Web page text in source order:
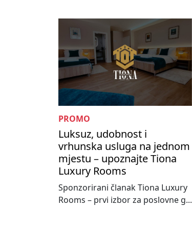
PROMO
Luksuz, udobnost i
vrhunska usluga na jednom
mjestu – upoznajte Tiona
Luxury Rooms
Sponzorirani članak Tiona Luxury
Rooms – prvi izbor za poslovne g...